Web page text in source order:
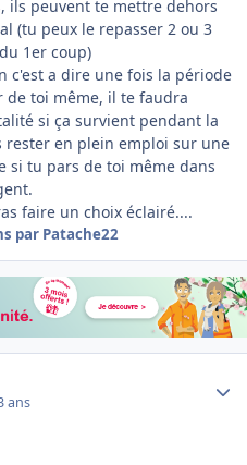
ils peuvent te mettre dehors
(tu peux le repasser 2 ou 3
1er coup)
c'est a dire une fois la période
de toi même, il te faudra
si ça survient pendant la
en plein emploi sur une
si tu pars de toi même dans
faire un choix éclairé....
par Patache22
ans